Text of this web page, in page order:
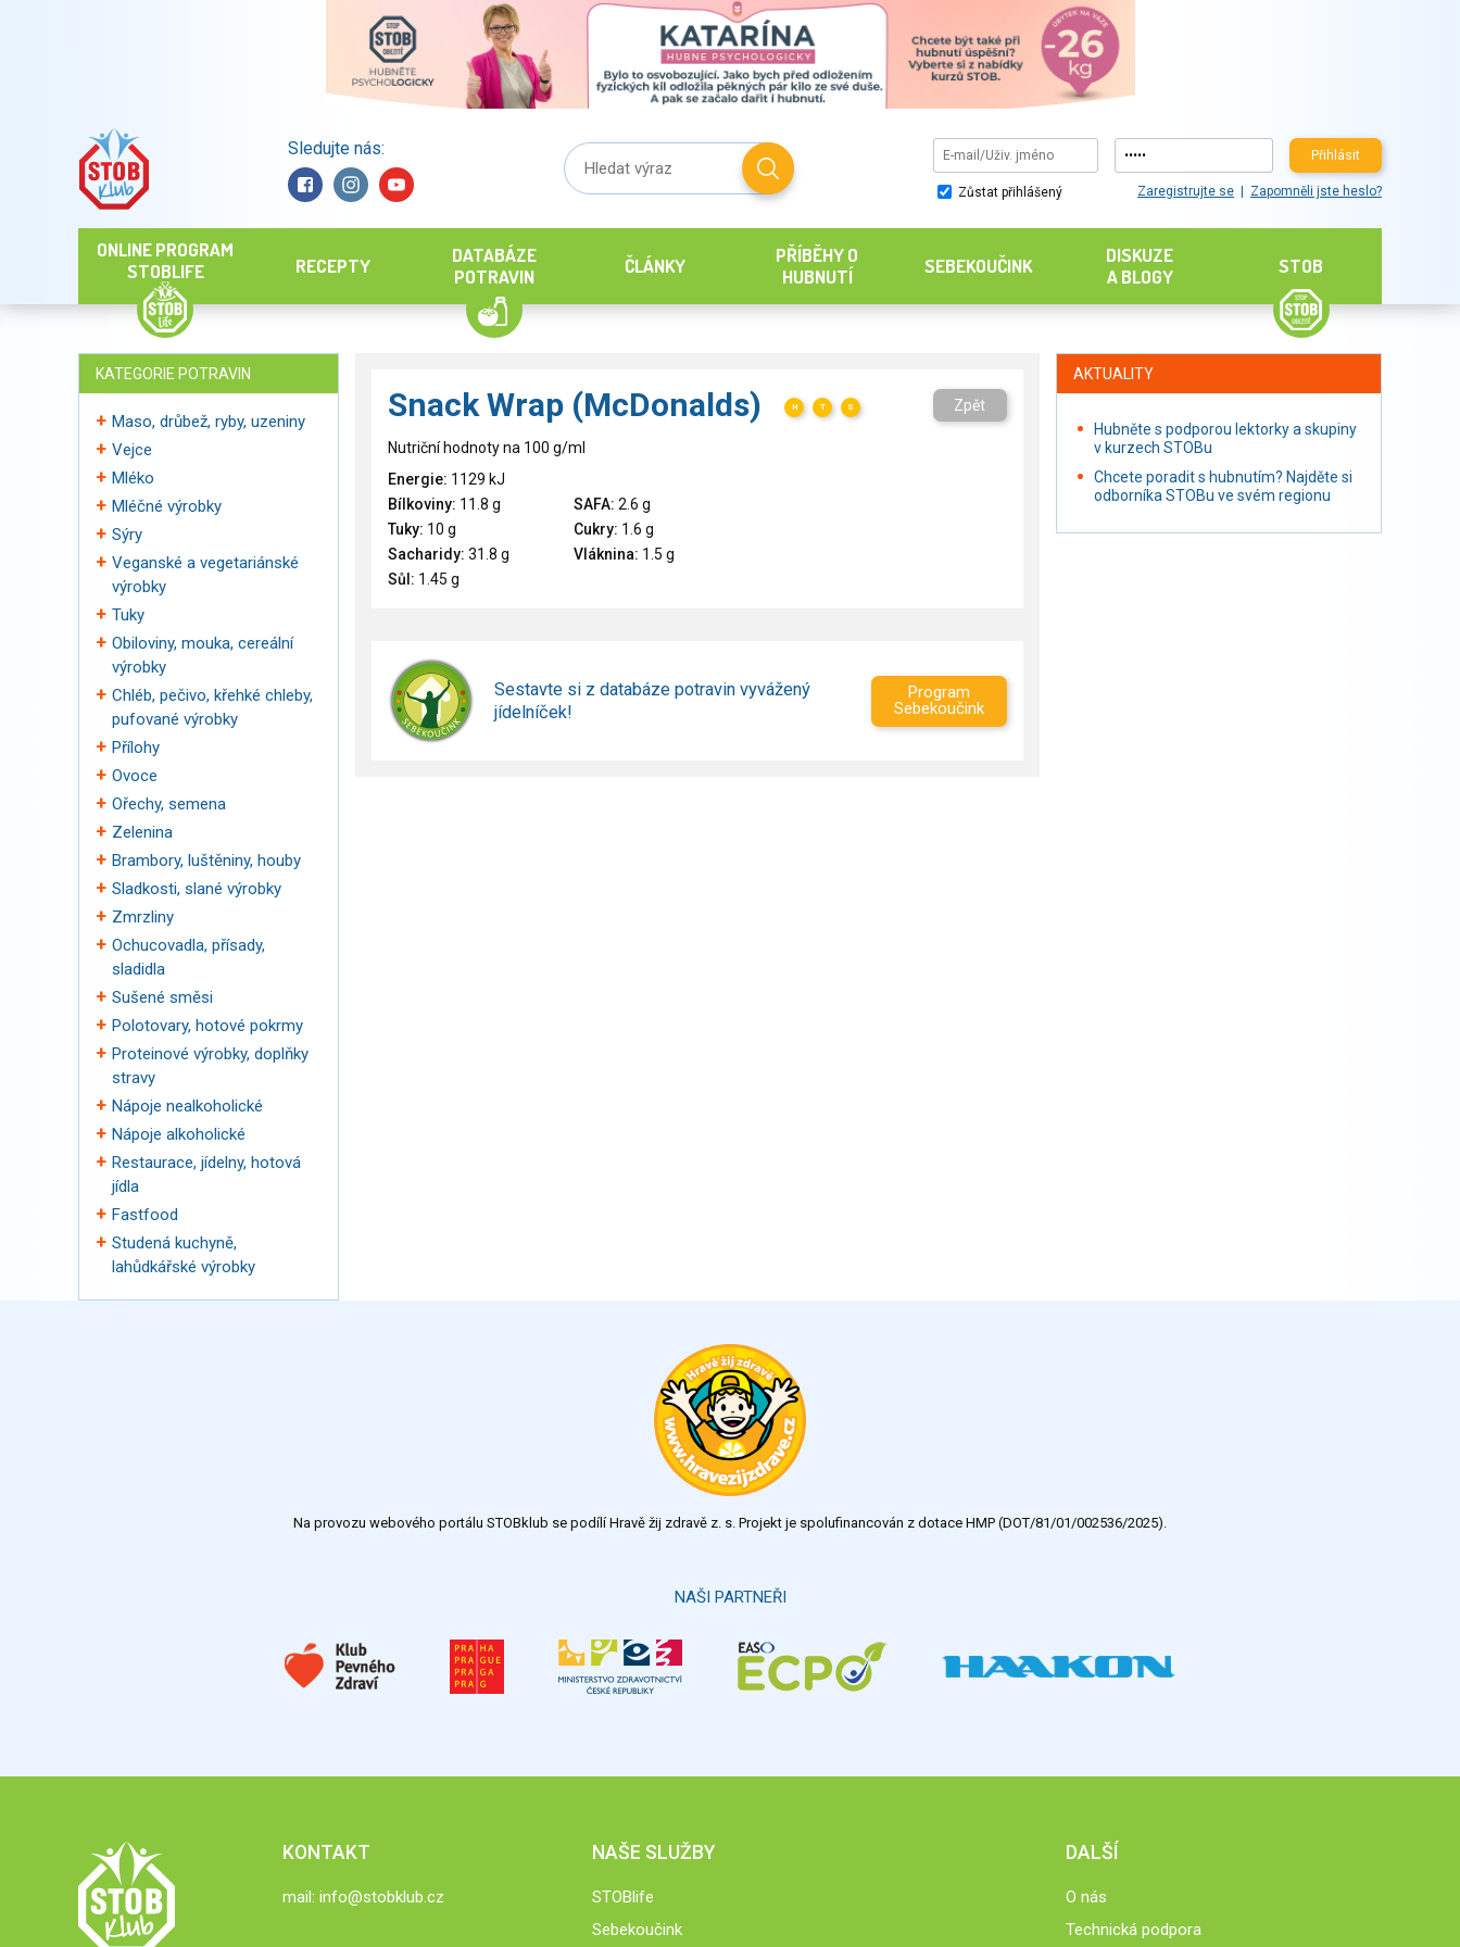
Sledujte nás: Přihlásit
Zůstat přihlášený Zaregistrujte se Zapomněli jste heslo?
ONLINE PROGRAM
STOBLIFE
RECEPTY
DATABÁZE
POTRAVIN
ČLÁNKY
PŘÍBĚHY O
HUBNUTÍ
SEBEKOUČINK
DISKUZE
A BLOGY
STOB
KATEGORIE POTRAVIN
Maso, drůbež, ryby, uzeniny
Vejce
Mléko
Mléčné výrobky
Sýry
Veganské a vegetariánské
výrobky
Tuky
Obiloviny, mouka, cereální
výrobky
Chléb, pečivo, křehké chleby,
pufované výrobky
Přílohy
Ovoce
Ořechy, semena
Zelenina
Brambory, luštěniny, houby
Sladkosti, slané výrobky
Zmrzliny
Ochucovadla, přísady,
sladidla
Sušené směsi
Polotovary, hotové pokrmy
Proteinové výrobky, doplňky
stravy
Nápoje nealkoholické
Nápoje alkoholické
Restaurace, jídelny, hotová
jídla
Fastfood
Studená kuchyně,
lahůdkářské výrobky
Snack Wrap (McDonalds) H T S Zpět
Nutriční hodnoty na 100 g/ml
Energie: 1129 kJ
Bílkoviny: 11.8 g SAFA: 2.6 g
Tuky: 10 g Cukry: 1.6 g
Sacharidy: 31.8 g Vláknina: 1.5 g
Sůl: 1.45 g
Sestavte si z databáze potravin vyvážený
jídelníček!
Program
Sebekoučink
AKTUALITY
Hubněte s podporou lektorky a skupiny
v kurzech STOBu
Chcete poradit s hubnutím? Najděte si
odborníka STOBu ve svém regionu
Na provozu webového portálu STOBklub se podílí Hravě žij zdravě z. s. Projekt je spolufinancován z dotace HMP (DOT/81/01/002536/2025).
NAŠI PARTNEŘI
KONTAKT
mail: info@stobklub.cz
NAŠE SLUŽBY
STOBlife
Sebekoučink
DALŠÍ
O nás
Technická podpora